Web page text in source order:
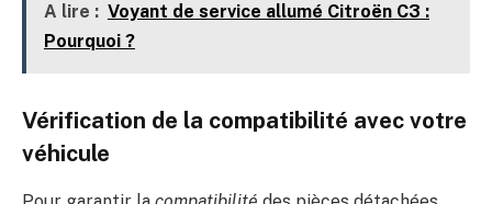
A lire : Voyant de service allumé Citroën C3 :
Pourquoi ?
Vérification de la compatibilité avec votre
véhicule